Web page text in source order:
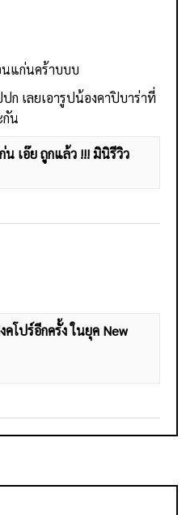
แก่นคร้าบบบ
ก เลยเอารูปน้องคาปิบาร่าที่
น
เอ๊ย ถูกแล้ว !!! มินิรีวิว
คโปร์อีกครั้ง ในยุค New